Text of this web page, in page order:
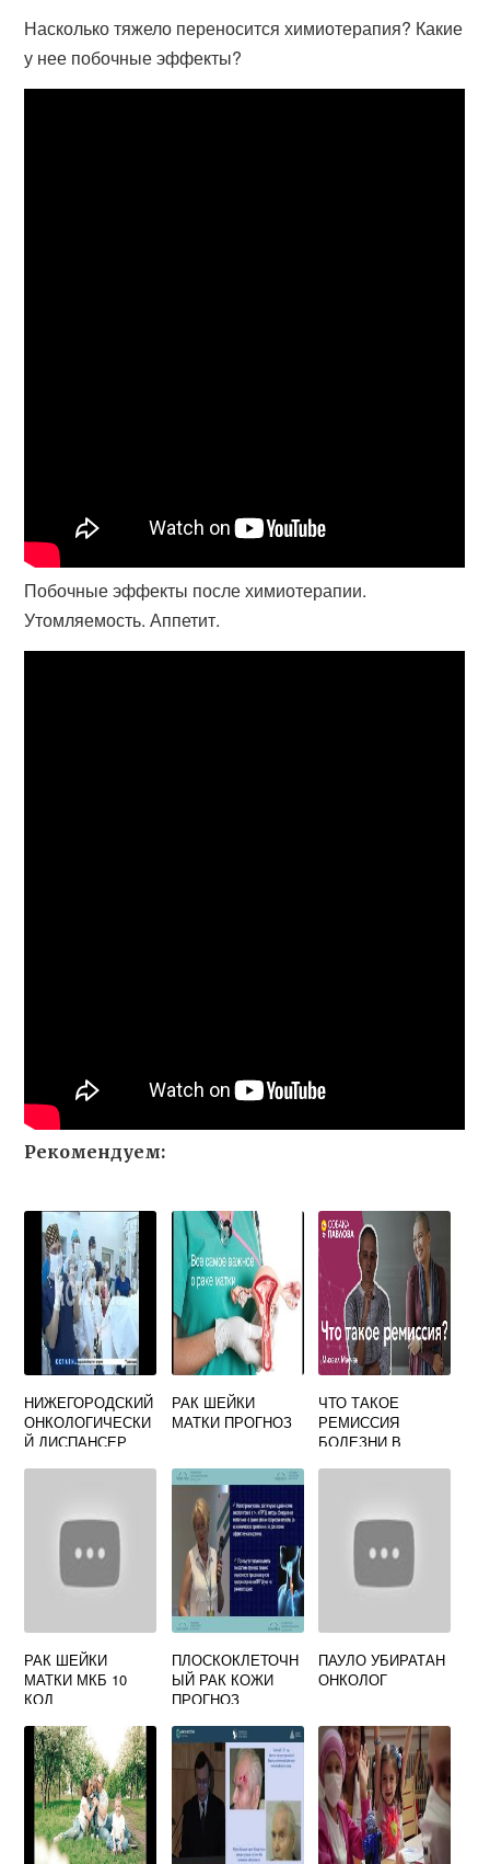
Насколько тяжело переносится химиотерапия? Какие
у нее побочные эффекты?
Побочные эффекты после химиотерапии.
Утомляемость. Аппетит.
Рекомендуем:
НИЖЕГОРОДСКИЙ
ОНКОЛОГИЧЕСКИ
Й ДИСПАНСЕР
РАК ШЕЙКИ
МАТКИ ПРОГНОЗ
ЧТО ТАКОЕ
РЕМИССИЯ
БОЛЕЗНИ В
РАК ШЕЙКИ
МАТКИ МКБ 10
КОД
ПЛОСКОКЛЕТОЧН
ЫЙ РАК КОЖИ
ПРОГНОЗ
ПАУЛО УБИРАТАН
ОНКОЛОГ